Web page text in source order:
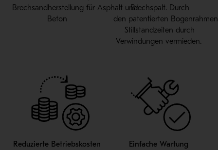
Brechsandherstellung für Asphaltund
Beton
Brechspalt. Durch
den patentierten Bogenrahmen
Stillstandzeiten durch
Verwindungen vermieden.
Reduzierte Betriebskosten
Einfache Wartung